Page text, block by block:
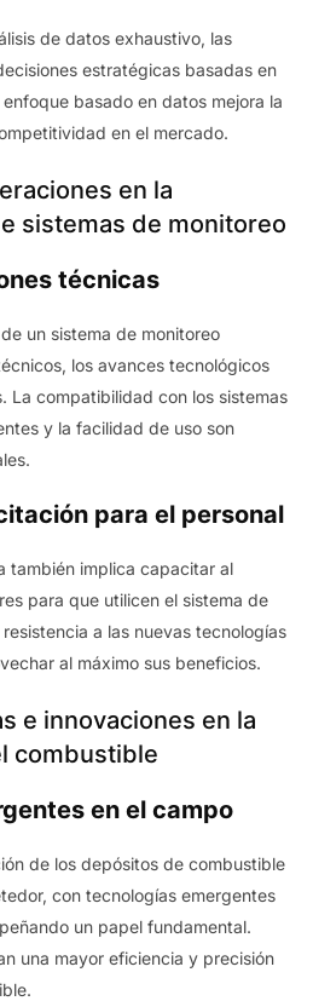
de datos exhaustivo, las
estratégicas basadas en
basado en datos mejora la
en el mercado.
en la
sistemas de monitoreo
técnicas
un sistema de monitoreo
los avances tecnológicos
La compatibilidad con los sistemas
y la facilidad de uso son
para el personal
también implica capacitar al
para que utilicen el sistema de
a las nuevas tecnologías
al máximo sus beneficios.
e innovaciones en la
combustible
en el campo
de los depósitos de combustible
con tecnologías emergentes
un papel fundamental.
una mayor eficiencia y precisión